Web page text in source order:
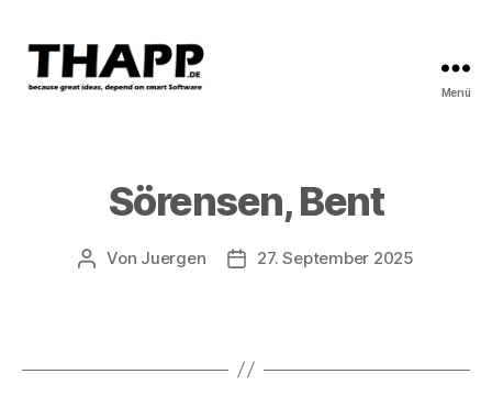
Menü
Sörensen, Bent
Beitragsautor
Von Juergen Beitragsdatum
27. September 2025